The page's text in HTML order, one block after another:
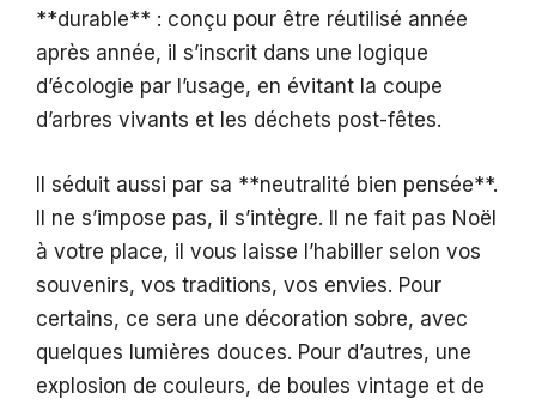
**durable** : conçu pour être réutilisé année
après année, il s’inscrit dans une logique
d’écologie par l’usage, en évitant la coupe
d’arbres vivants et les déchets post-fêtes.
Il séduit aussi par sa **neutralité bien pensée**.
Il ne s’impose pas, il s’intègre. Il ne fait pas Noël
à votre place, il vous laisse l’habiller selon vos
souvenirs, vos traditions, vos envies. Pour
certains, ce sera une décoration sobre, avec
quelques lumières douces. Pour d’autres, une
explosion de couleurs, de boules vintage et de